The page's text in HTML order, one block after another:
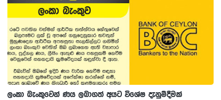
ලංකා බැංකුවෙන් ණය ලබාගත් අයට විශේෂ දැනුම්දීමක්